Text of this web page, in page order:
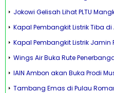
Jokowi Gelisah Lihat PLTU
Kapal Pembangkit Listrik Tiba
Kapal Pembangkit Listrik Jamin
Wings Air Buka Rute
IAIN Ambon akan Buka Prodi
Tambang Emas di Pulau